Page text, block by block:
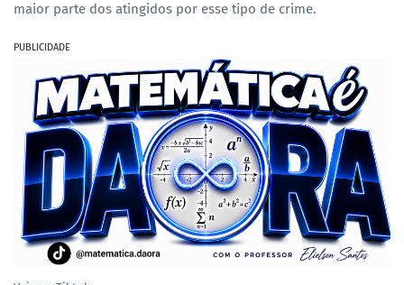
maior parte dos atingidos por esse tipo de crime.
PUBLICIDADE